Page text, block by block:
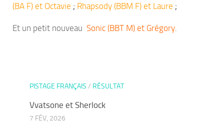
(BA F) et Octavie ; Rhapsody (BBM F) et Laure ;
Et un petit nouveau Sonic (BBT M) et Grégory
PISTAGE FRANÇAIS / RÉSULTAT
Vvatsone et Sherlock
7 FÉV, 2026